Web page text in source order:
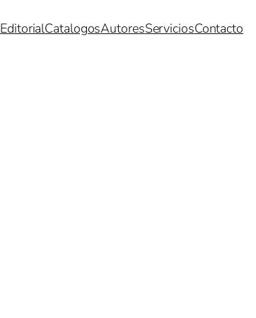
EditorialCatalogosAutoresServiciosContacto